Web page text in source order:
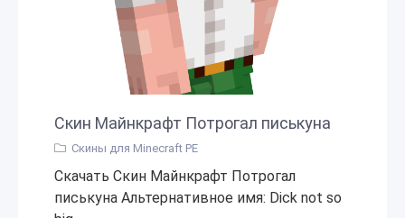
Скин Майнкрафт Потрогал писькуна
Скины для Minecraft PE
Скачать Скин Майнкрафт Потрогал
писькуна Альтернативное имя: Dick not so